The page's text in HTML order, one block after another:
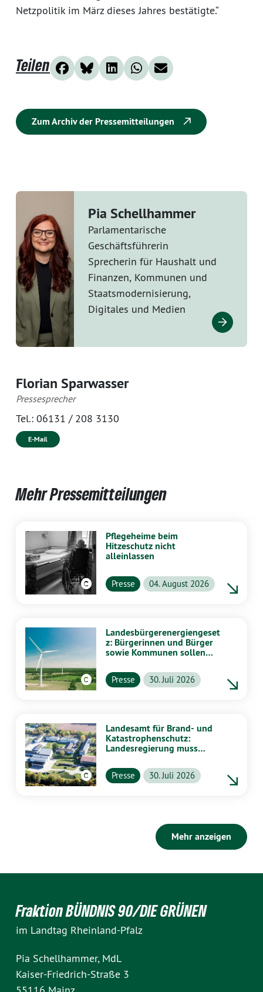
Netzpolitik im März dieses Jahres bestätigte.“
Teilen
Zum Archiv der Pressemitteilungen
Pia Schellhammer
Parlamentarische
Geschäftsführerin
Sprecherin für Haushalt und
Finanzen, Kommunen und
Staatsmodernisierung,
Digitales und Medien
Florian Sparwasser
Pressesprecher
Tel.: 06131 / 208 3130
E-Mail
Mehr Pressemitteilungen
Pflegeheime beim
Hitzeschutz nicht
alleinlassen
Presse 04. August 2026
Landesbürgerenergiengeset
z: Bürgerinnen und Bürger
sowie Kommunen sollen
profitieren
Presse 30. Juli 2026
Landesamt für Brand- und
Katastrophenschutz:
Landesregierung muss
Presse 30. Juli 2026
Mehr anzeigen
Fraktion BÜNDNIS 90/DIE GRÜNEN
im Landtag Rheinland-Pfalz
Pia Schellhammer, MdL
Kaiser-Friedrich-Straße 3